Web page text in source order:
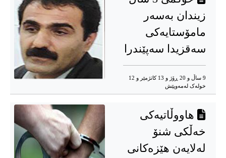
زیندان بەسەر
مامۆستایەکی
سەقزیدا سەپێندرا
9 ساڵ و 20 ڕۆژ و 13 کاتژمێر و 12
خوله‌ک له‌مه‌وپێش‌
هاووڵاتیەکی
خەڵکی شنۆ
لەلایەن هێزەکانی